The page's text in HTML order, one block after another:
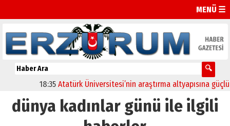
MENÜ ☰
18:35 Atatürk Üniversitesi’nin araştırma altyapısına güçlü
dünya kadınlar günü ile ilgili